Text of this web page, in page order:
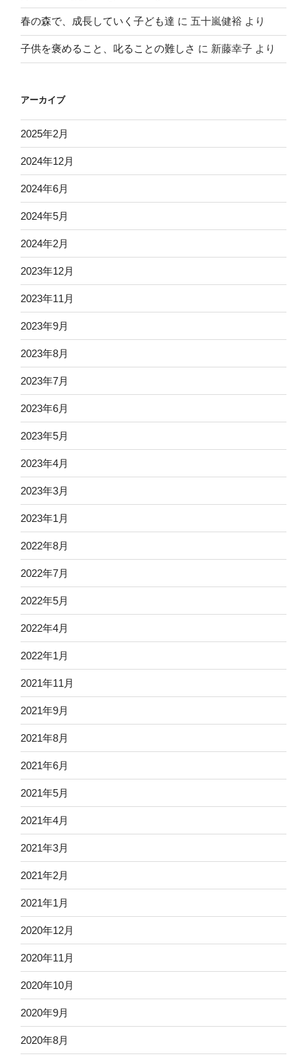
春の森で、成長していく子ども達 に 五十嵐健裕 より
子供を褒めること、叱ることの難しさ に 新藤幸子 より
アーカイブ
2025年2月
2024年12月
2024年6月
2024年5月
2024年2月
2023年12月
2023年11月
2023年9月
2023年8月
2023年7月
2023年6月
2023年5月
2023年4月
2023年3月
2023年1月
2022年8月
2022年7月
2022年5月
2022年4月
2022年1月
2021年11月
2021年9月
2021年8月
2021年6月
2021年5月
2021年4月
2021年3月
2021年2月
2021年1月
2020年12月
2020年11月
2020年10月
2020年9月
2020年8月